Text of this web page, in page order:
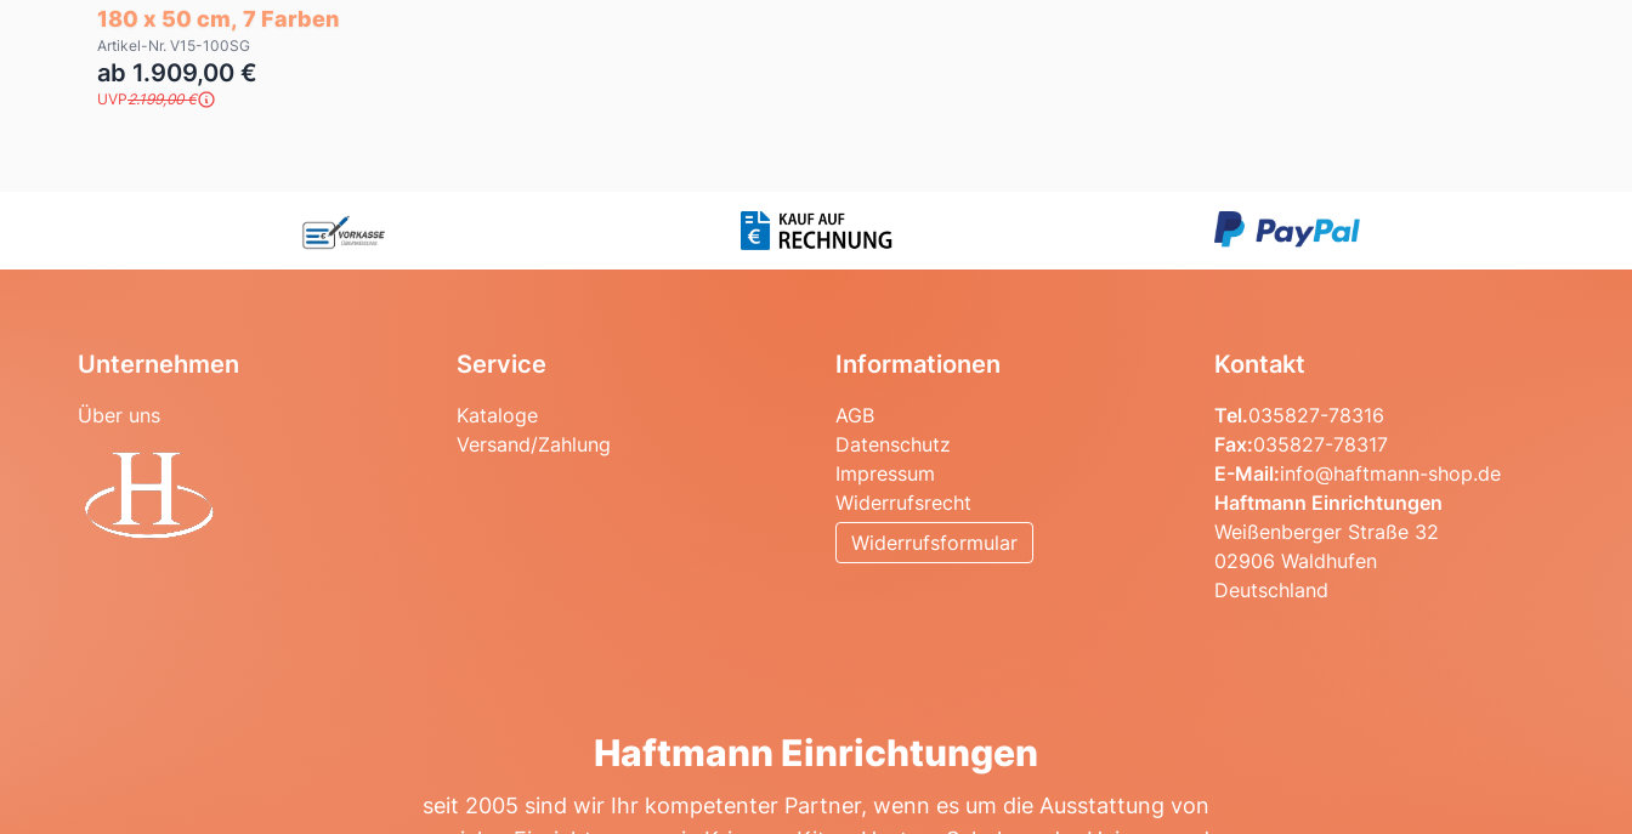
180 x 50 cm, 7 Farben
Artikel-Nr. V15-100SG
ab 1.909,00 €
UVP2.199,00 €
Unternehmen
Über uns
Service
Kataloge
Versand/Zahlung
Informationen
AGB
Datenschutz
Impressum
Widerrufsrecht
Widerrufsformular
Kontakt
Tel.035827-78316
Fax:035827-78317
E-Mail:info@haftmann-shop.de
Haftmann Einrichtungen
Weißenberger Straße 32
02906 Waldhufen
Deutschland
Haftmann Einrichtungen
seit 2005 sind wir Ihr kompetenter Partner, wenn es um die Ausstattung von